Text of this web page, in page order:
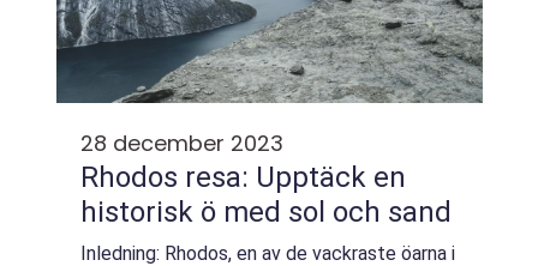
28 december 2023
Rhodos resa: Upptäck en
historisk ö med sol och sand
Inledning: Rhodos, en av de vackraste öarna i